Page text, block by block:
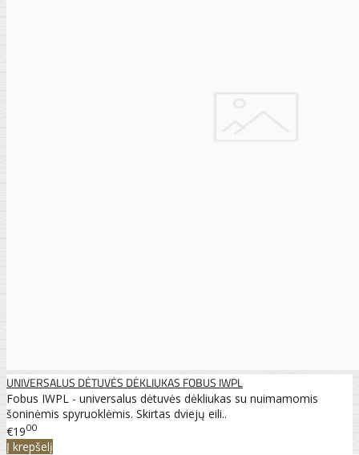
UNIVERSALUS DĖTUVĖS DĖKLIUKAS FOBUS IWPL
Fobus IWPL - universalus dėtuvės dėkliukas su nuimamomis
šoninėmis spyruoklėmis. Skirtas dviejų eili..
€1900
Į krepšelį